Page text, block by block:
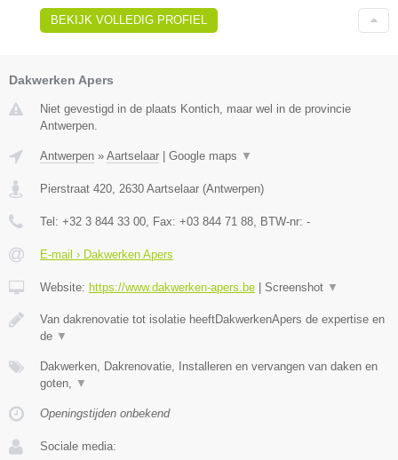
BEKIJK VOLLEDIG PROFIEL
Dakwerken Apers
Niet gevestigd in de plaats Kontich, maar wel in de provincie
Antwerpen.
Antwerpen » Aartselaar Google maps ▼
Pierstraat 420, 2630 Aartselaar (Antwerpen)
Tel: +32 3 844 33 00, Fax: +03 844 71 88, BTW-nr: -
E-mail › Dakwerken Apers
Website: https://www.dakwerken-apers.be Screenshot ▼
Van dakrenovatie tot isolatie heeftDakwerkenApers de expertise en
de ▼
Dakwerken, Dakrenovatie, Installeren en vervangen van daken en
goten, ▼
Openingstijden onbekend
Sociale media: